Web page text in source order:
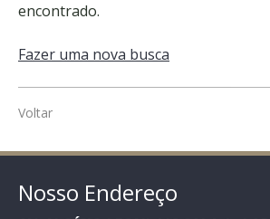
encontrado.
Fazer uma nova busca
Voltar
Nosso Endereço